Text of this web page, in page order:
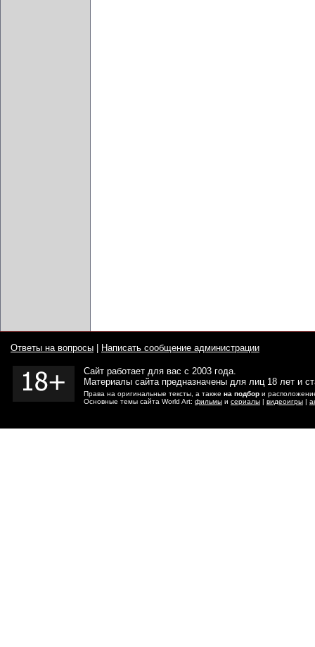
Ответы на вопросы Написать сообщение администрации
Сайт работает для вас с 2003 года.
Материалы сайта предназначены для лиц 18 лет и
Права на оригинальные тексты, а также на подбор и
Основные темы сайта World Art: фильмы и сериалы | видеоигры |